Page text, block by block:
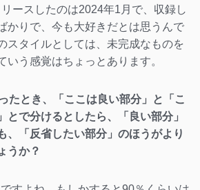
リースしたのは2024年1月で、収録し
かりで、今も大好きだとは思うんで
スタイルとしては、未完成なものを
いう感覚はちょっとあります。
たとき、「ここは良い部分」と「こ
とで分けるとしたら、「良い部分」
、「反省したい部分」のほうがより
うか？